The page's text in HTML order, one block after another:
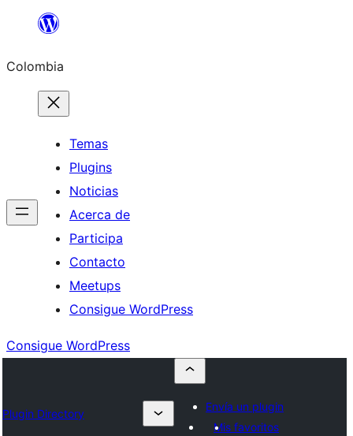
Saltar
contenido
Colombia
Temas
Plugins
Noticias
Acerca de
Participa
Contacto
Meetups
Consigue WordPress
Consigue WordPress
Plugin Directory
Envía un plugin
Mis favoritos